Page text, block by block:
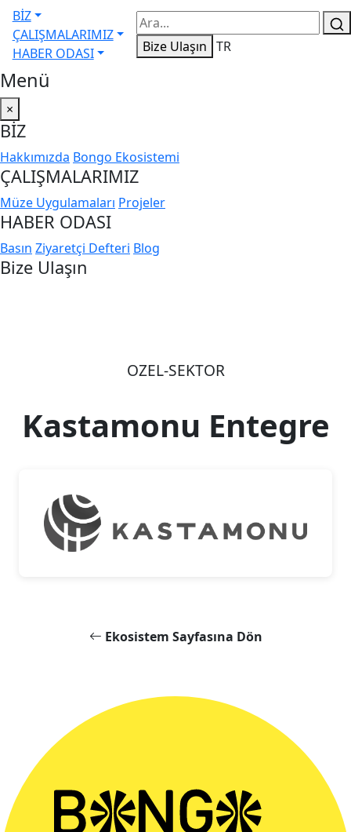
BİZ
ÇALIŞMALARIMIZ
HABER ODASI
Bize Ulaşın TR
Menü
×
BİZ
Hakkımızda Bongo Ekosistemi
ÇALIŞMALARIMIZ
Müze Uygulamaları Projeler
HABER ODASI
Basın Ziyaretçi Defteri Blog
Bize Ulaşın
OZEL-SEKTOR
Kastamonu Entegre
Ekosistem Sayfasına Dön